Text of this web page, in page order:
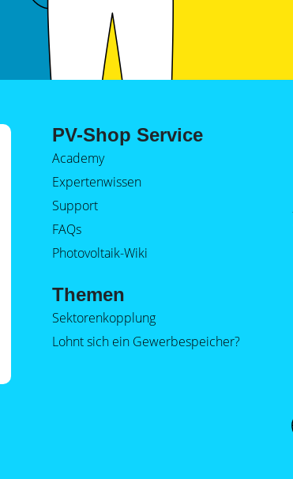
PV-Shop Service
Academy
Expertenwissen
Support
FAQs
Photovoltaik-Wiki
Themen
Sektorenkopplung
Lohnt sich ein Gewerbespeicher?